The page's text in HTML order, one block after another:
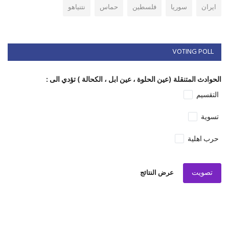
ايران
سوريا فلسطين حماس نتنياهو
VOTING POLL
الحوادث المتنقلة (عين الحلوة ، عين ابل ، الكحالة ) تؤدي الى :
التقسيم
تسوية
حرب اهلية
تصويت عرض النتائج